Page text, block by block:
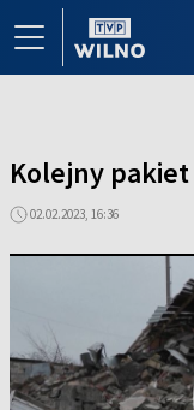
Kolejny
02.02.2023, 16:36